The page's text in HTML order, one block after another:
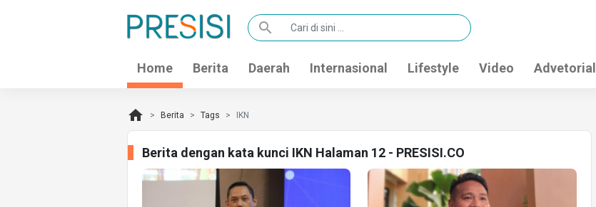
search
Home Berita Daerah Internasional Lifestyle Video Advetorial
home Berita Tags IKN
Berita dengan kata kunci IKN Halaman 12 - PRESISI.CO